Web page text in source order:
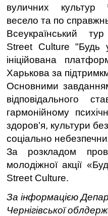
вуличних культур
весело та по
Всеукраїнський
Street Culture "Будь
ініційована
Харькова за
Основними
відповідального
гармонійному
здоров’я, культури
соціально
За розкладом
молодіжної акції
Street Culture.
За інформацією
Чернігівської